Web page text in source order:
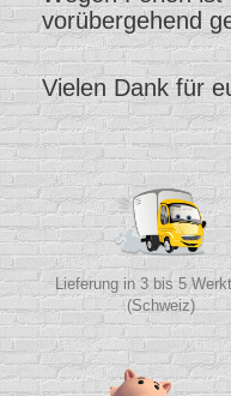
vorübergehend
Vielen Dank für
Lieferung in 3 bis 5
(Schweiz)